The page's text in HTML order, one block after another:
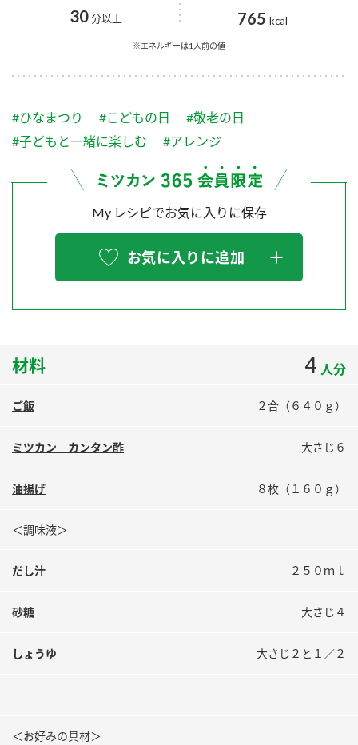
ふりかけ おすしの素
炊き込みご飯の素 米飯用調味液
Fibee
つゆ
納豆のサイト
三ツ判山吹
スペシャルサイト
お酢を知ろう！
すしラボ
納豆の豆知識
ロングセラー商品 ＋ おすすめレシピ
ミツカンの歴史
環境への取り組み
MIM（ミツカンミュージアム）
お客様相談センター
お客様の声をいかしました
販売終了製品のご案内
よくあるご質問
30分以上 765 kcal
※エネルギーは1人前の値
#ひなまつり #こどもの日
#敬老の日
#子どもと一緒に楽しむ
#アレンジ
My レシピでお気に入りに保存
お気に入りに追加
材料 4 人分
ご飯 ２合（６４０ｇ）
ミツカン カンタン酢 大さじ６
油揚げ ８枚（１６０ｇ）
＜調味液＞
だし汁 ２５０ｍｌ
砂糖 大さじ４
しょうゆ 大さじ２と１／２
＜お好みの具材＞